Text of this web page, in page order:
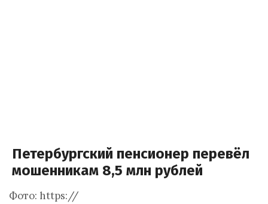
Петербургский пенсионер перевёл
мошенникам 8,5 млн рублей
Фото: https://